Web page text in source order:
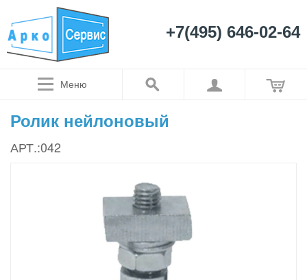
+7(495) 646-02-64
Меню
Ролик нейлоновый
АРТ.:042